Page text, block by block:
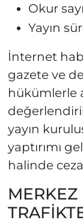
Okur
Yayın
İnternet
gazete ve
hükümlerle
yayın
yaptırımı
halinde